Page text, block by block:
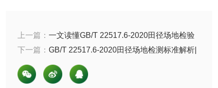
上一篇： 一文读懂GB/T 22517.6-2020田径场地检验
分类：竣工检验、型式检验、年度复检区别
下一篇： GB/T 22517.6-2020田径场地检测标准解析|
全项目合规检测说明
料袋检测
复合膜、袋检测
食品蒸煮复合膜、
文体用品